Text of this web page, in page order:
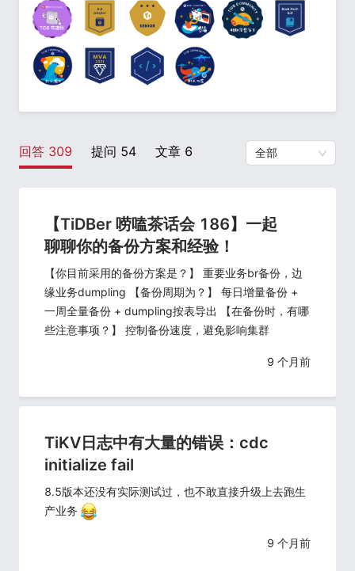
回答 309 提问 54 文章 6 全部
【TiDBer 唠嗑茶话会 186】一起
聊聊你的备份方案和经验！
【你目前采用的备份方案是？】 重要业务br备份，边
缘业务dumpling 【备份周期为？】 每日增量备份 +
一周全量备份 + dumpling按表导出 【在备份时，有哪
些注意事项？】 控制备份速度，避免影响集群
9 个月前
TiKV日志中有大量的错误：cdc
initialize fail
8.5版本还没有实际测试过，也不敢直接升级上去跑生
产业务
9 个月前